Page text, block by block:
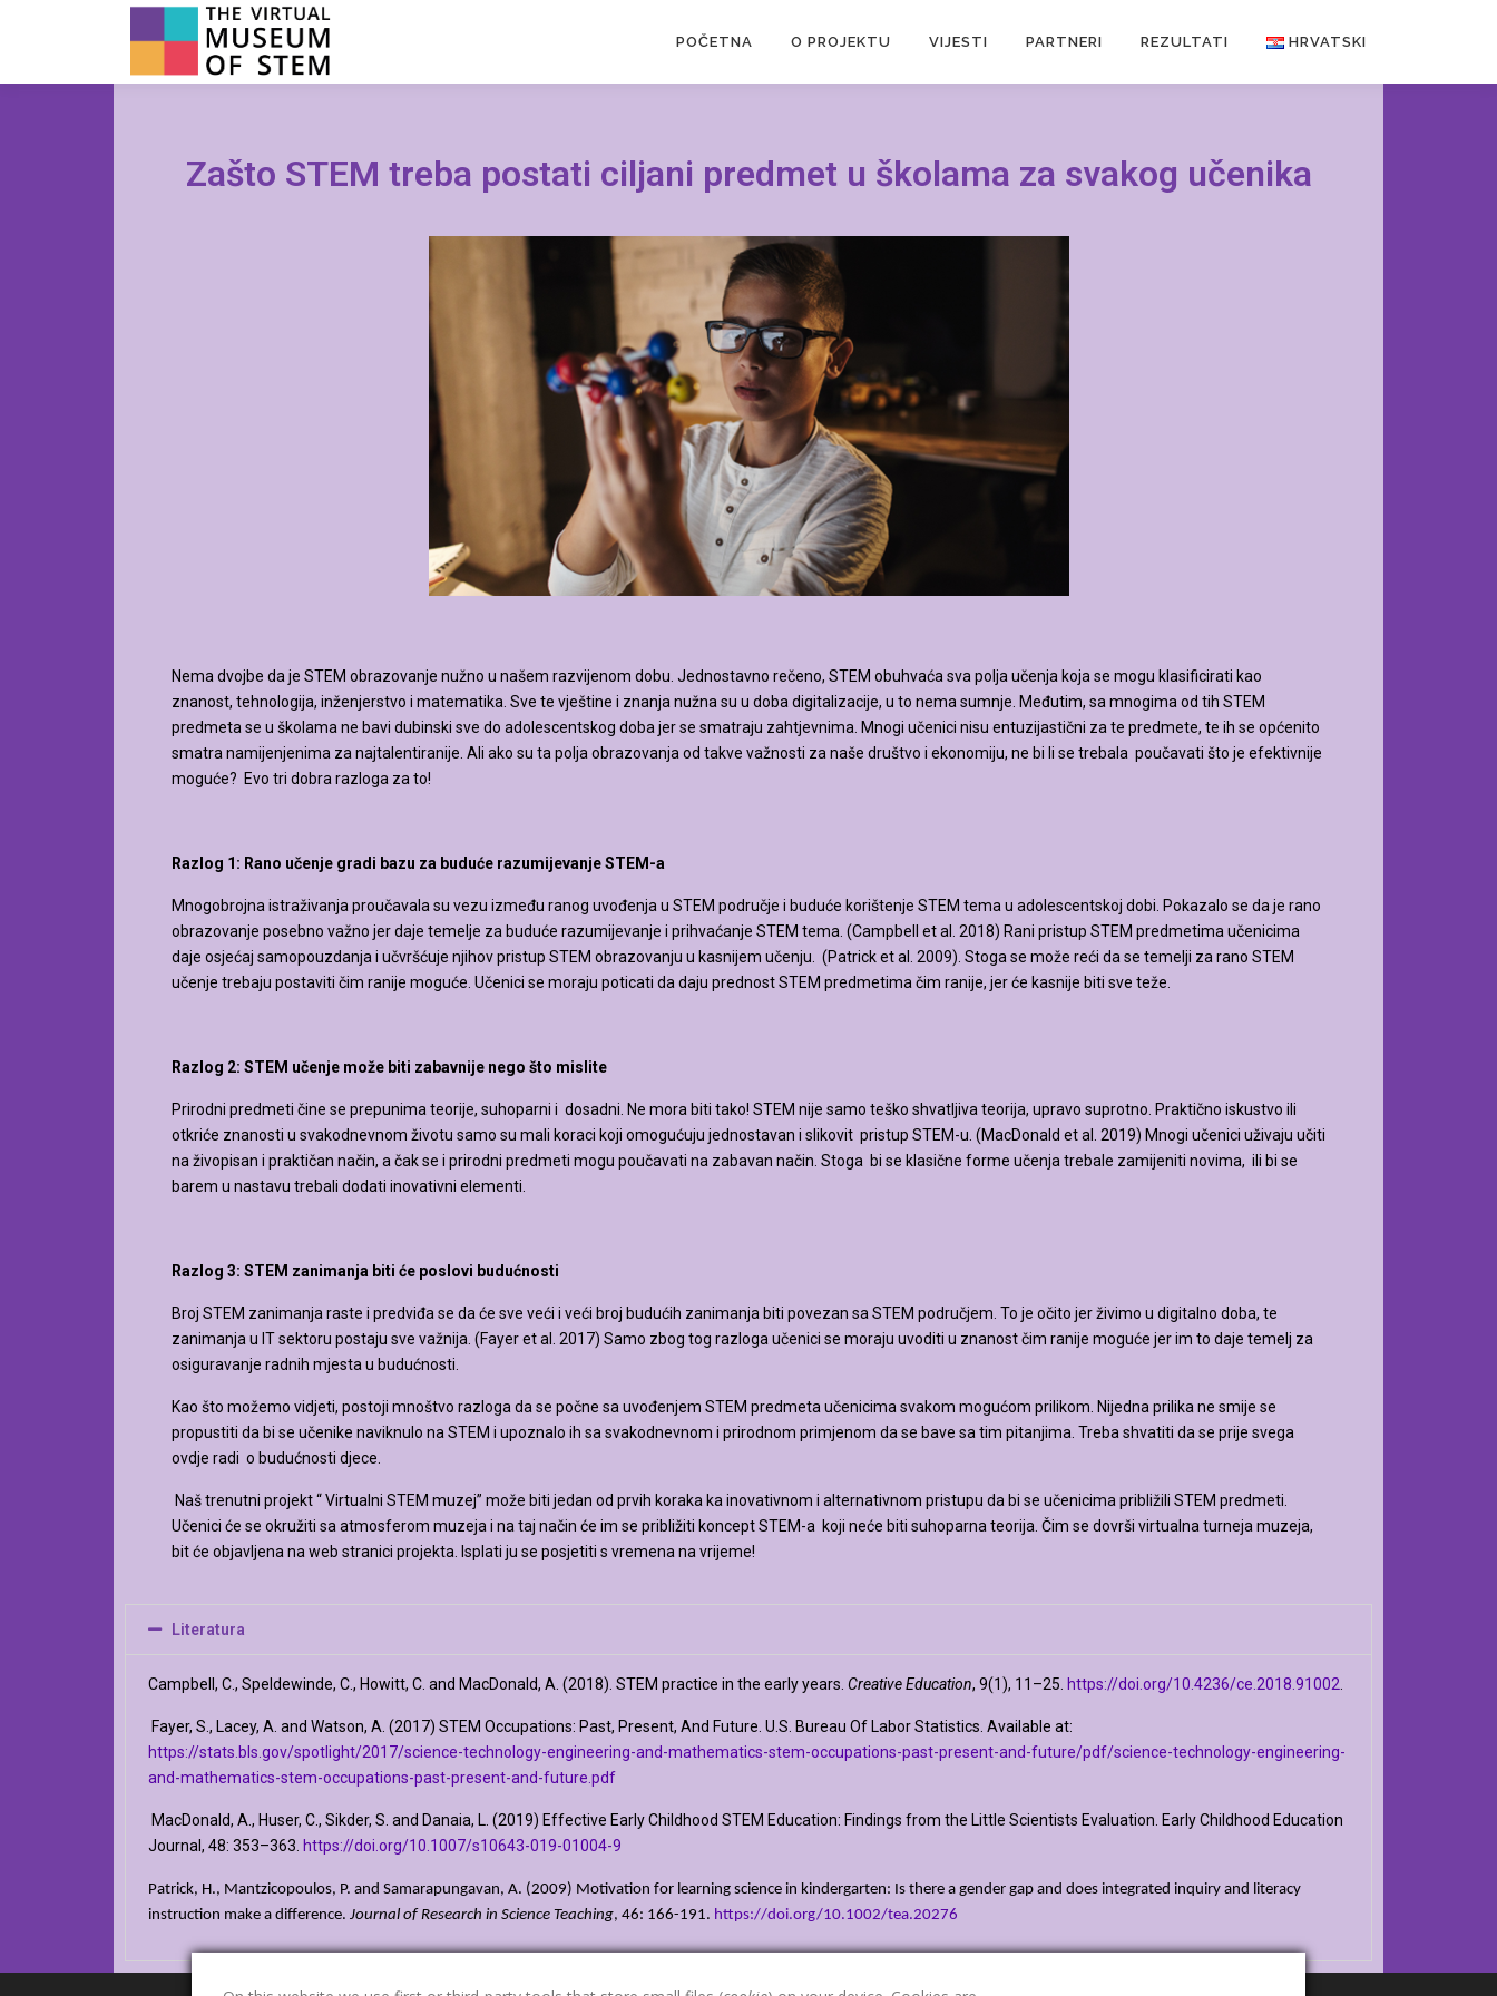
POČETNA O PROJEKTU VIJESTI PARTNERI REZULTATI HRVATSKI
Zašto STEM treba postati ciljani predmet u školama za svakog učenika
Nema dvojbe da je STEM obrazovanje nužno u našem razvijenom dobu. Jednostavno rečeno, STEM obuhvaća sva polja učenja koja se mogu klasificirati kao
znanost, tehnologija, inženjerstvo i matematika. Sve te vještine i znanja nužna su u doba digitalizacije, u to nema sumnje. Međutim, sa mnogima od tih STEM
predmeta se u školama ne bavi dubinski sve do adolescentskog doba jer se smatraju zahtjevnima. Mnogi učenici nisu entuzijastični za te predmete, te ih se općenito
smatra namijenjenima za najtalentiranije. Ali ako su ta polja obrazovanja od takve važnosti za naše društvo i ekonomiju, ne bi li se trebala poučavati što je efektivnije
moguće? Evo tri dobra razloga za to!
Razlog 1: Rano učenje gradi bazu za buduće razumijevanje STEM-a
Mnogobrojna istraživanja proučavala su vezu između ranog uvođenja u STEM područje i buduće korištenje STEM tema u adolescentskoj dobi. Pokazalo se da je rano
obrazovanje posebno važno jer daje temelje za buduće razumijevanje i prihvaćanje STEM tema. (Campbell et al. 2018) Rani pristup STEM predmetima učenicima
daje osjećaj samopouzdanja i učvršćuje njihov pristup STEM obrazovanju u kasnijem učenju. (Patrick et al. 2009). Stoga se može reći da se temelji za rano STEM
učenje trebaju postaviti čim ranije moguće. Učenici se moraju poticati da daju prednost STEM predmetima čim ranije, jer će kasnije biti sve teže.
Razlog 2: STEM učenje može biti zabavnije nego što mislite
Prirodni predmeti čine se prepunima teorije, suhoparni i dosadni. Ne mora biti tako! STEM nije samo teško shvatljiva teorija, upravo suprotno. Praktično iskustvo ili
otkriće znanosti u svakodnevnom životu samo su mali koraci koji omogućuju jednostavan i slikovit pristup STEM-u. (MacDonald et al. 2019) Mnogi učenici uživaju učiti
na živopisan i praktičan način, a čak se i prirodni predmeti mogu poučavati na zabavan način. Stoga bi se klasične forme učenja trebale zamijeniti novima, ili bi se
barem u nastavu trebali dodati inovativni elementi.
Razlog 3: STEM zanimanja biti će poslovi budućnosti
Broj STEM zanimanja raste i predviđa se da će sve veći i veći broj budućih zanimanja biti povezan sa STEM područjem. To je očito jer živimo u digitalno doba, te
zanimanja u IT sektoru postaju sve važnija. (Fayer et al. 2017) Samo zbog tog razloga učenici se moraju uvoditi u znanost čim ranije moguće jer im to daje temelj za
osiguravanje radnih mjesta u budućnosti.
Kao što možemo vidjeti, postoji mnoštvo razloga da se počne sa uvođenjem STEM predmeta učenicima svakom mogućom prilikom. Nijedna prilika ne smije se
propustiti da bi se učenike naviknulo na STEM i upoznalo ih sa svakodnevnom i prirodnom primjenom da se bave sa tim pitanjima. Treba shvatiti da se prije svega
ovdje radi o budućnosti djece.
Naš trenutni projekt “ Virtualni STEM muzej” može biti jedan od prvih koraka ka inovativnom i alternativnom pristupu da bi se učenicima približili STEM predmeti.
Učenici će se okružiti sa atmosferom muzeja i na taj način će im se približiti koncept STEM-a koji neće biti suhoparna teorija. Čim se dovrši virtualna turneja muzeja,
bit će objavljena na web stranici projekta. Isplati ju se posjetiti s vremena na vrijeme!
Literatura
Campbell, C., Speldewinde, C., Howitt, C. and MacDonald, A. (2018). STEM practice in the early years. Creative Education, 9(1), 11–25. https://doi.org/10.4236/ce.2018.91002
Fayer, S., Lacey, A. and Watson, A. (2017) STEM Occupations: Past, Present, And Future. U.S. Bureau Of Labor Statistics. Available at:
https://stats.bls.gov/spotlight/2017/science-technology-engineering-and-mathematics-stem-occupations-past-present-and-future/pdf/science-technology-engineering-
and-mathematics-stem-occupations-past-present-and-future.pdf
MacDonald, A., Huser, C., Sikder, S. and Danaia, L. (2019) Effective Early Childhood STEM Education: Findings from the Little Scientists Evaluation. Early Childhood Education
Journal, 48: 353–363. https://doi.org/10.1007/s10643-019-01004-9
Patrick, H., Mantzicopoulos, P. and Samarapungavan, A. (2009) Motivation for learning science in kindergarten: Is there a gender gap and does integrated inquiry and literacy
instruction make a difference. Journal of Research in Science Teaching, 46: 166-191. https://doi.org/10.1002/tea.20276